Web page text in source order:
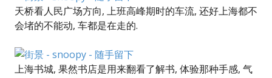
天桥看人民广场方向, 上班高峰期时的车流, 还好上海都不
会堵的不能动, 车都是在走的.
上海书城, 果然书店是用来翻看了解书, 体验那种手感, 气